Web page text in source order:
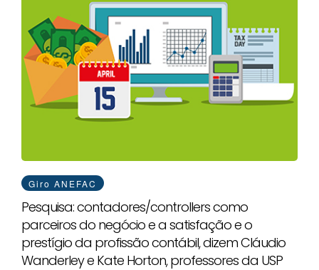
Giro ANEFAC
Pesquisa: contadores/controllers como
parceiros do negócio e a satisfação e o
prestígio da profissão contábil, dizem Cláudio
Wanderley e Kate Horton, professores da USP